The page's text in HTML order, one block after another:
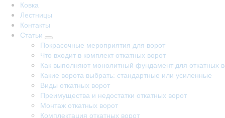
Ковка
Лестницы
Контакты
Статьи
Покрасочные мероприятия для ворот
Что входит в комплект откатных ворот
Как выполняют монолитный фундамент для откатных
Какие ворота выбрать: стандартные или усиленные
Виды откатных ворот
Преимущества и недостатки откатных ворот
Монтаж откатных ворот
Комплектация откатных ворот